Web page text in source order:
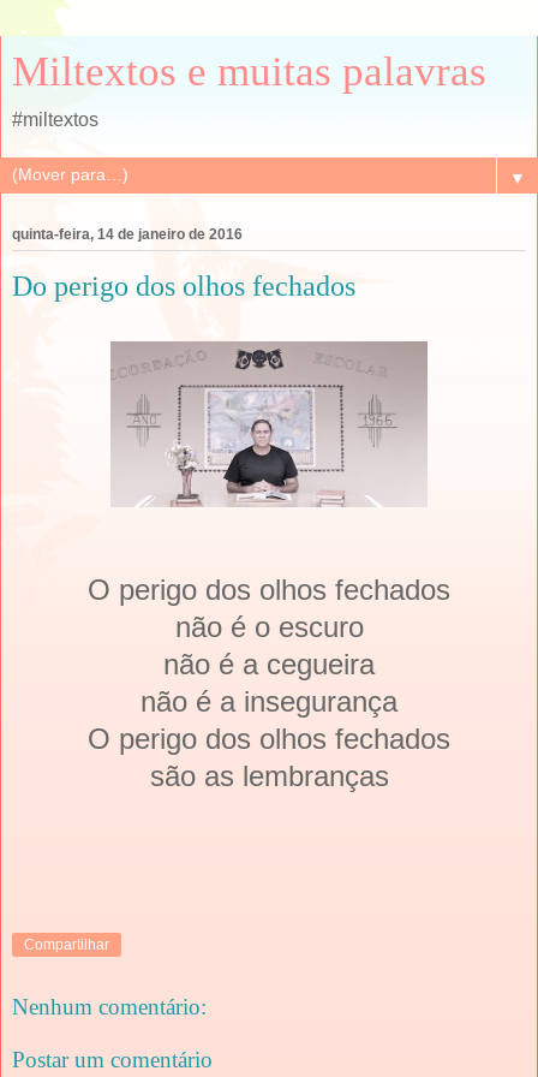
Miltextos e muitas palavras
#miltextos
▼
quinta-feira, 14 de janeiro de 2016
Do perigo dos olhos fechados
O perigo dos olhos fechados
não é o escuro
não é a cegueira
não é a insegurança
O perigo dos olhos fechados
são as lembranças
Compartilhar
Nenhum comentário:
Postar um comentário